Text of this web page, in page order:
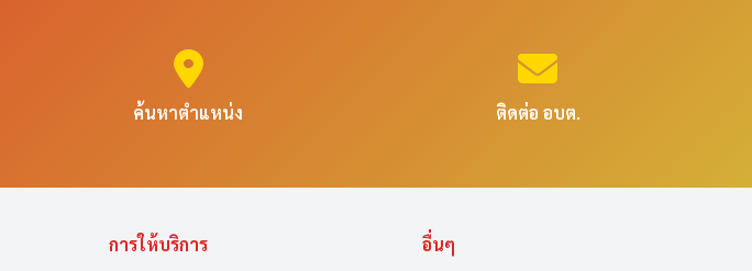
ค้นหาตำแหน่ง ติดต่อ อบต.
การให้บริการ อื่นๆ